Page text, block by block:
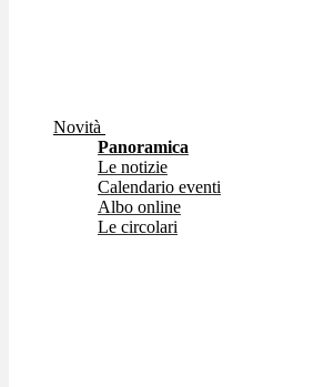
Novità
Panoramica
Le notizie
Calendario eventi
Albo online
Le circolari